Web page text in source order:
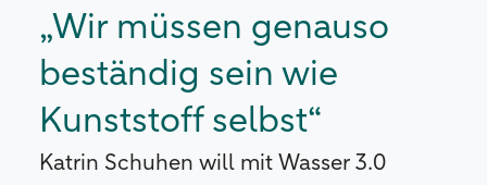
„Wir müssen genauso
beständig sein wie
Kunststoff selbst“
Katrin Schuhen will mit Wasser 3.0